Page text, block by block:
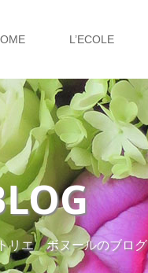
L’ECOLE
リエ ボヌールのブログ